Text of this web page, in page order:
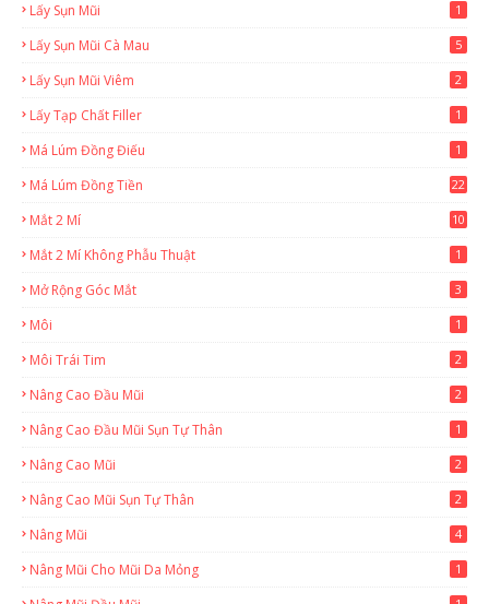
Lấy Sụn Mũi 1
Lấy Sụn Mũi Cà Mau 5
Lấy Sụn Mũi Viêm 2
Lấy Tạp Chất Filler 1
Má Lúm Đồng Điếu 1
Má Lúm Đồng Tiền 22
Mắt 2 Mí 10
Mắt 2 Mí Không Phẫu Thuật 1
Mở Rộng Góc Mắt 3
Môi 1
Môi Trái Tim 2
Nâng Cao Đầu Mũi 2
Nâng Cao Đầu Mũi Sụn Tự Thân 1
Nâng Cao Mũi 2
Nâng Cao Mũi Sụn Tự Thân 2
Nâng Mũi 4
Nâng Mũi Cho Mũi Da Mỏng 1